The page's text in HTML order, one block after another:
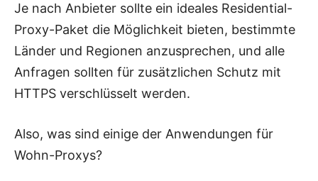
Je nach Anbieter sollte ein ideales Residential-
Proxy-Paket die Möglichkeit bieten, bestimmte
Länder und Regionen anzusprechen, und alle
Anfragen sollten für zusätzlichen Schutz mit
HTTPS verschlüsselt werden.
Also, was sind einige der Anwendungen für
Wohn-Proxys?